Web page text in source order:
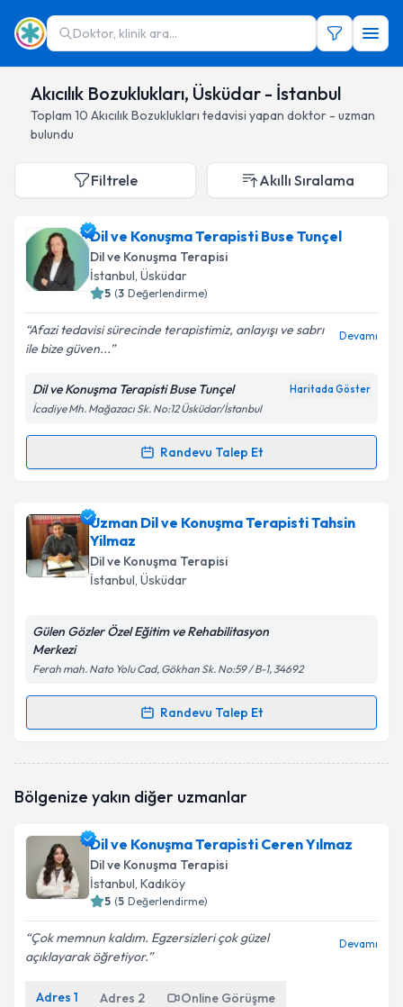
Doktor, klinik ara...
Akıcılık Bozuklukları, Üsküdar - İstanbul
Toplam 10 Akıcılık Bozuklukları tedavisi yapan doktor - uzman
bulundu
Filtrele Akıllı Sıralama
Dil ve Konuşma Terapisti Buse Tunçel
Dil ve Konuşma Terapisi
İstanbul, Üsküdar
5 (3 Değerlendirme)
Afazi tedavisi sürecinde terapistimiz, anlayışı ve sabrı
ile bize güven...
Devamı
Dil ve Konuşma Terapisti Buse Tunçel Haritada Göster
İcadiye Mh. Mağazacı Sk. No:12 Üsküdar/İstanbul
Randevu Talep Et
Randevu Takvimi Talebi
Dil ve Konuşma Terapisti Buse Tunçeliçin randevu
takvimi talebi oluşturun. Size bu uzmandan randevu
almanız için bir takvim hazırlandığında e-posta ile
bilgilendireceğiz.
Kişisel verilerimin işlenmesine ilişkinAydınlatma
'ni okudum ve kişisel verilerimin belirtilen
Takvim Talebini Gönder
Uzman Dil ve Konuşma Terapisti Tahsin
Yilmaz
Dil ve Konuşma Terapisi
İstanbul, Üsküdar
Gülen Gözler Özel Eğitim ve Rehabilitasyon
Merkezi
Ferah mah. Nato Yolu Cad, Gökhan Sk. No:59 / B-1, 34692
Randevu Talep Et
Randevu Takvimi Talebi
için randevu takvimi talebi oluşturun. Size bu
hazırlandığında e-posta ile bilgilendireceğiz.
E-posta Adresiniz
Kişisel verilerimin işlenmesine ilişkin
kapsamda işlenmesini kabul ediyorum.
Bölgenize yakın diğer uzmanlar
Dil ve Konuşma Terapisti Ceren Yılmaz
Dil ve Konuşma Terapisi
İstanbul, Kadıköy
5 (5 Değerlendirme)
Çok memnun kaldım. Egzersizleri çok güzel
açıklayarak öğretiyor.
Devamı
Adres 1 Adres 2 Online Görüşme